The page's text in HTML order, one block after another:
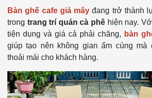
Bàn ghế cafe giả mây đang trở thành
trong trang trí quán cà phêhiện nay.
tiện dụng và giá cả phải chăng, bàn
giúp tạo nên không gian ấm cúng mà
thoải mái cho khách hàng.